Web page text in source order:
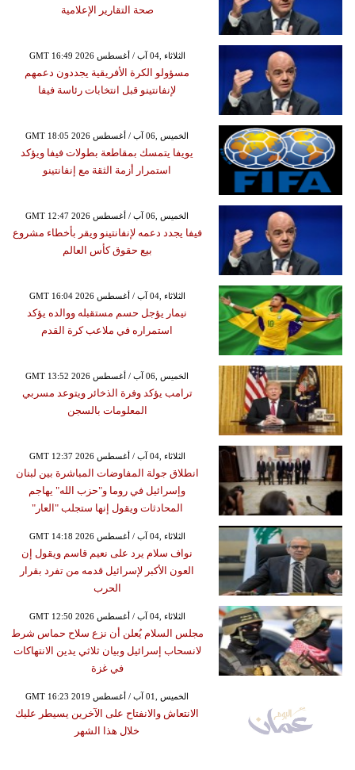
صحة التقارير الإعلامية
GMT 16:49 2026 الثلاثاء ,04 آب / أغسطس
مسؤولو الكرة الأفريقية يجددون دعمهم
لإنفانتينو قبل انتخابات رئاسة فيفا
GMT 18:05 2026 الخميس ,06 آب / أغسطس
يويفا يتمسك بمقاطعة بطولات فيفا ويؤكد
استمرار أزمة الثقة مع إنفانتينو
GMT 12:47 2026 الخميس ,06 آب / أغسطس
فيفا يجدد دعمه لإنفانتينو ويقر بأخطاء مشروع
بيع حقوق كأس العالم
GMT 16:04 2026 الثلاثاء ,04 آب / أغسطس
نيمار يؤجل حسم مستقبله ووالده يؤكد
استمراره في ملاعب كرة القدم
GMT 13:52 2026 الخميس ,06 آب / أغسطس
ترامب يؤكد وفرة الذخائر ويتوعد مسربي
المعلومات بالسجن
GMT 12:37 2026 الثلاثاء ,04 آب / أغسطس
انطلاق جولة المفاوضات المباشرة بين لبنان
وإسرائيل في روما و"حزب الله" يهاجم
المحادثات ويقول إنها ستجلب "العار"
GMT 14:18 2026 الثلاثاء ,04 آب / أغسطس
نواف سلام يرد على نعيم قاسم ويقول إن
العون الأكبر لإسرائيل قدمه من تفرد بقرار
الحرب
GMT 12:50 2026 الثلاثاء ,04 آب / أغسطس
مجلس السلام يُعلن أن نزع سلاح حماس شرط
لانسحاب إسرائيل وبيان ثلاثي يدين الانتهاكات
في غزة
GMT 16:23 2019 الخميس ,01 آب / أغسطس
الانتعاش والانفتاح على الآخرين يسيطر عليك
خلال هذا الشهر